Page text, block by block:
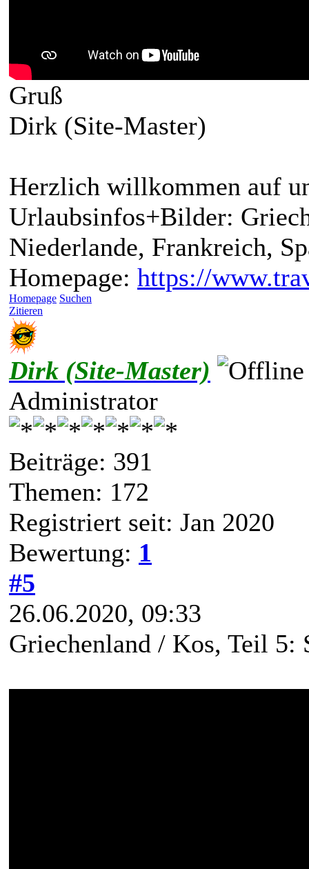
Gruß
Dirk (Site-Master)
Herzlich willkommen auf
Urlaubsinfos+Bilder:
Niederlande, Frankreich,
Homepage: https://
Homepage Suchen
Zitieren
Dirk (Site-Master)
Administrator
Beiträge: 391
Themen: 172
Registriert seit: Jan 2020
Bewertung: 1
#5
26.06.2020, 09:33
Griechenland / Kos, Teil 5: